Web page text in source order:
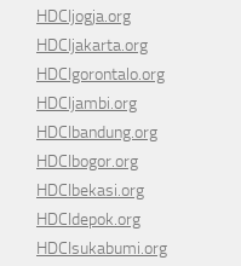
HDCIjogja.org
HDCIjakarta.org
HDCIgorontalo.org
HDCIjambi.org
HDCIbandung.org
HDCIbogor.org
HDCIbekasi.org
HDCIdepok.org
HDCIsukabumi.org